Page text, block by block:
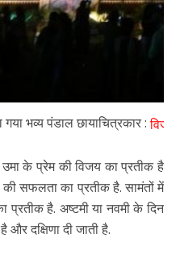
भव्य पंडाल छायाचित्रकार :विजय
उमा के प्रेम की विजय का प्रतीक है
की सफलता का प्रतीक है. सामंतों में
प्रतीक है. अष्टमी या नवमी के दिन
दक्षिणा दी जाती है.